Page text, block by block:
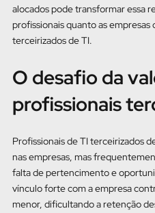
alocados pode transformar essa
profissionais quanto as
terceirizados de TI.
O desafio da
profissionais
Profissionais de TI terceirizados
nas empresas, mas
falta de pertencimento e
vínculo forte com a empresa
menor, dificultando a retenção